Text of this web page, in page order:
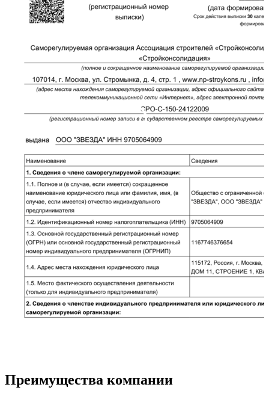
Преимущества компании